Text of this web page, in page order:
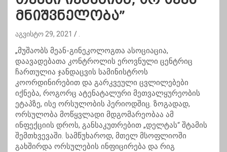
მნიშვნელობა”
აგვისტო 29, 2021
„მუშაობს მეან-გინეკოლოგთა ასოციაცია,
დაავადებათა კონტროლის ეროვნული ცენტრიც
ჩართულია ჯანდაცვის სამინისტროს
კოორდინირებით და გარკვეული ცვლილებები
იქნება, როგორც ატენატალური მეთვალყურეობის
ეტაპზე, ისე ორსულობის პერიოდშიც. ზოგადად,
ორსულობა მოწყვლადი მდგომარეობაა ამ
ინფექციის დროს, განსაკუთრებით „დელტას“ შტამის
შემთხვევაში. სამწუხაროდ, მთელ მსოფლიოში
გახშირდა ორსულების ინფიცირება და რიგ